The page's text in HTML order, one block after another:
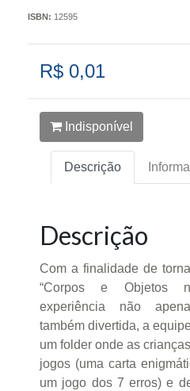
ISBN: 12595
R$ 0,01
Indisponível
Descrição
Descrição
Com a finalidade de
“Corpos e Objetos
experiência não
também divertida, a
um folder onde as
jogos (uma carta
um jogo dos 7 erros) e